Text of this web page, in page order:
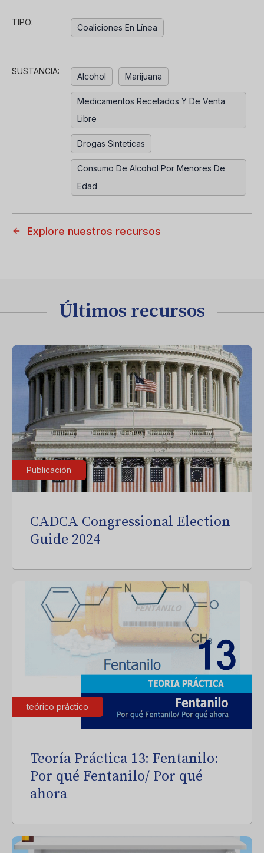
TIPO:
Coaliciones En Línea
SUSTANCIA:
Alcohol Marijuana
Medicamentos Recetados Y De Venta
Libre
Drogas Sinteticas
Consumo De Alcohol Por Menores De
Edad
Explore nuestros recursos
Últimos recursos
Publicación
CADCA Congressional Election
Guide 2024
teórico práctico
Teoría Práctica 13: Fentanilo:
Por qué Fentanilo/ Por qué
ahora